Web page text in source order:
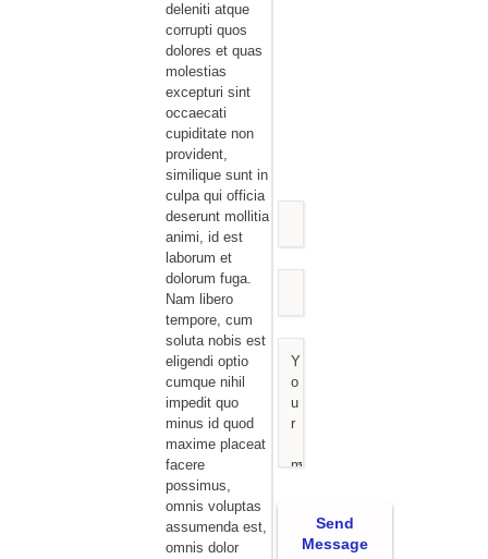
deleniti atque
corrupti quos
dolores et quas
molestias
excepturi sint
occaecati
cupiditate non
provident,
similique sunt in
culpa qui officia
deserunt mollitia
animi, id est
laborum et
dolorum fuga.
Nam libero
tempore, cum
soluta nobis est
eligendi optio
cumque nihil
impedit quo
minus id quod
maxime placeat
facere
possimus,
omnis voluptas
assumenda est,
omnis dolor
Send
Message